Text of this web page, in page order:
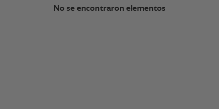
No se encontraron elementos